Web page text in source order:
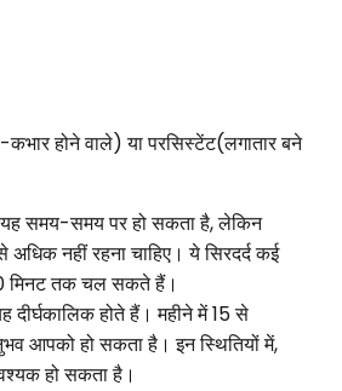
कभार होने वाले) या परसिस्टेंट(लगातार बने
यह समय-समय पर हो सकता है, लेकिन
अधिक नहीं रहना चाहिए। ये सिरदर्द कई
मिनट तक चल सकते हैं।
दीर्घकालिक होते हैं। महीने में 15 से
आपको हो सकता है। इन स्थितियों में,
हो सकता है।